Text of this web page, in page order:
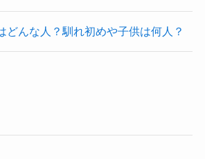
どんな人？馴れ初めや子供は何人？